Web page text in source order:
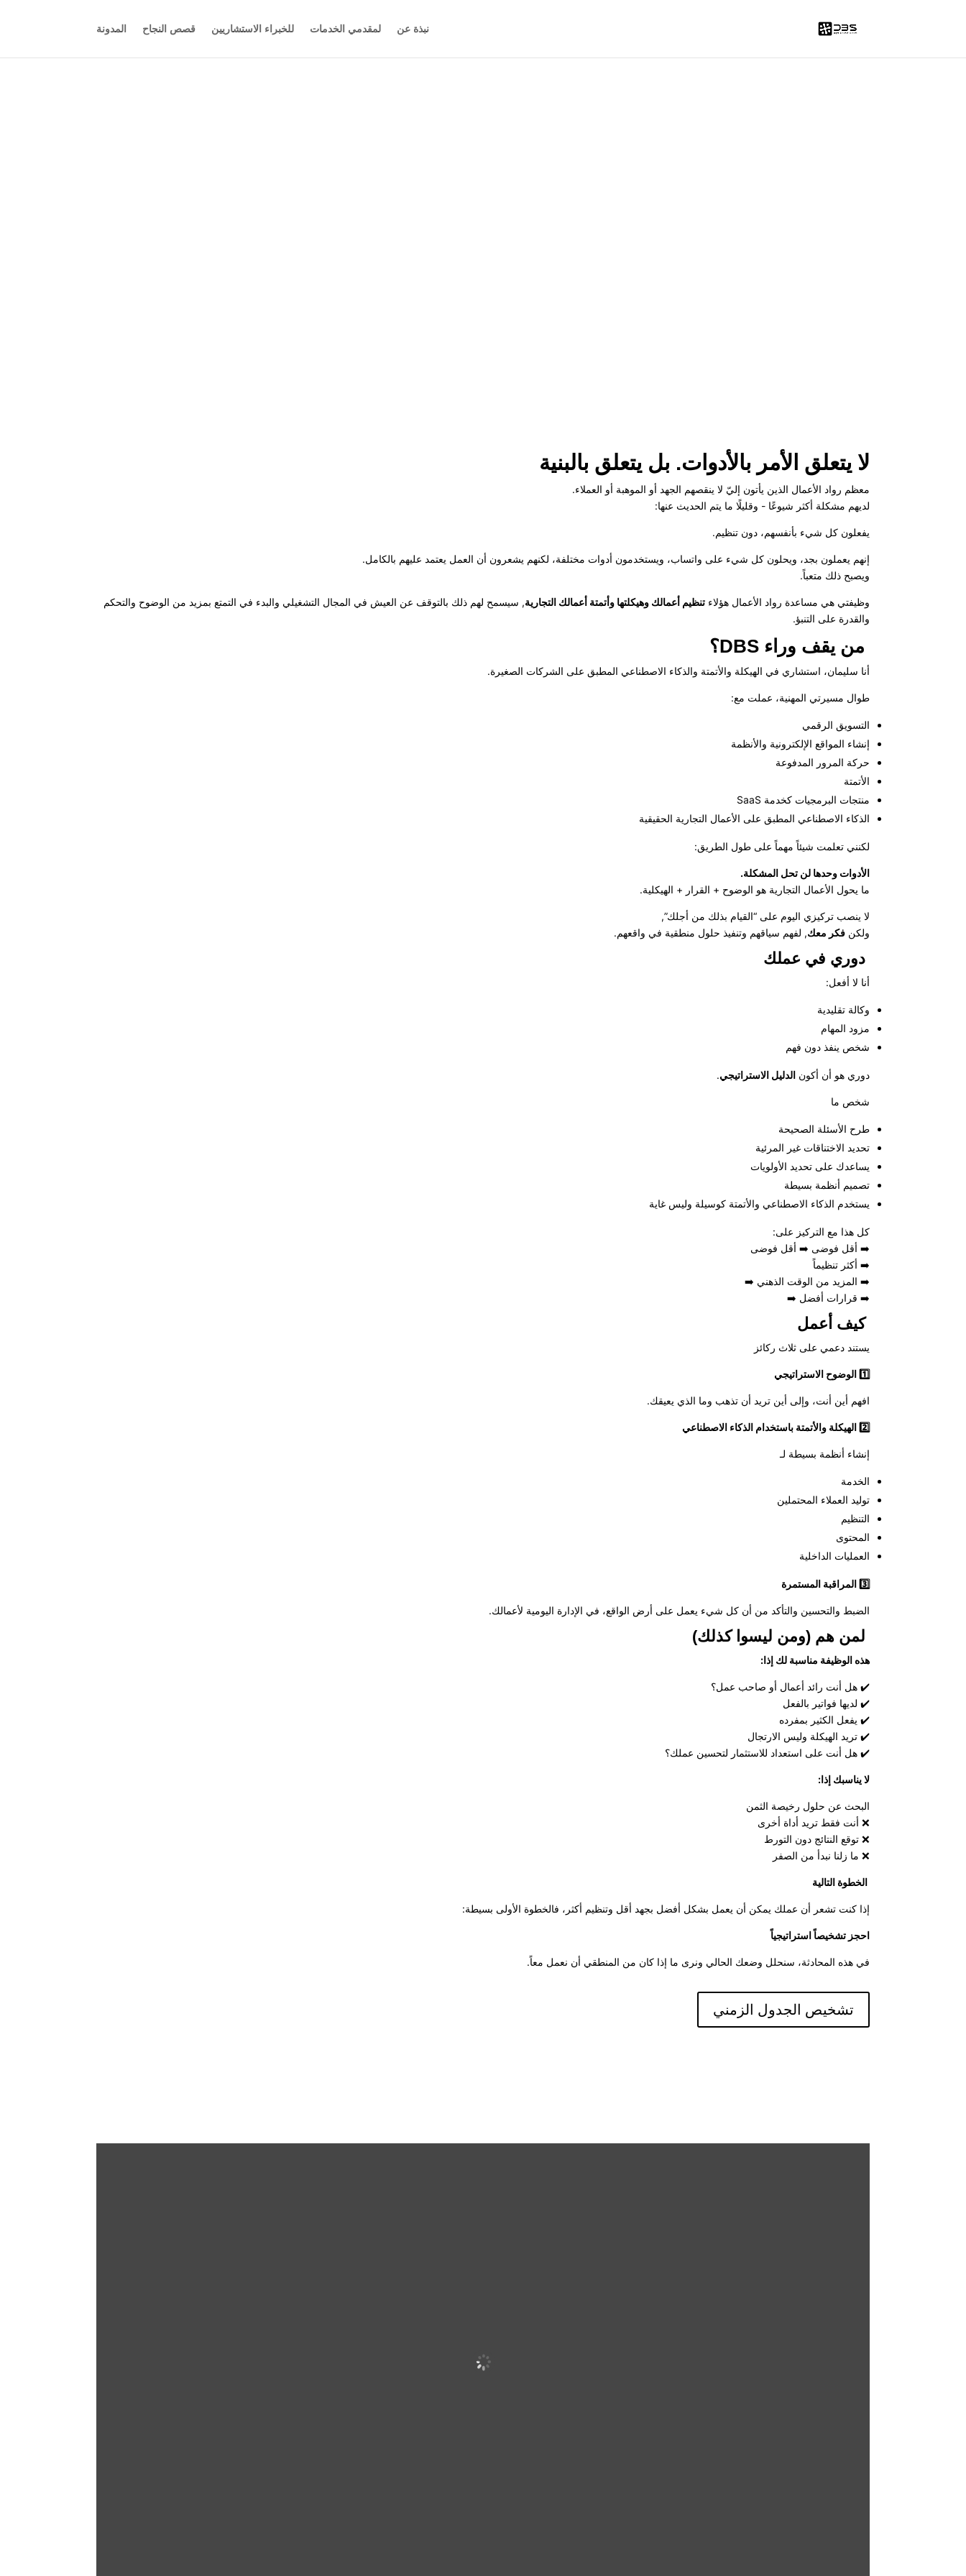
نبذة عن لمقدمي الخدمات للخبراء الاستشاريين قصص النجاح المدونة
لا يتعلق الأمر بالأدوات. بل يتعلق بالبنية
معظم رواد الأعمال الذين يأتون إليّ لا ينقصهم الجهد أو الموهبة أو العملاء.
لديهم مشكلة أكثر شيوعًا - وقليلًا ما يتم الحديث عنها:
يفعلون كل شيء بأنفسهم، دون تنظيم.
إنهم يعملون بجد، ويحلون كل شيء على واتساب، ويستخدمون أدوات مختلفة، لكنهم يشعرون أن العمل يعتمد عليهم بالكامل.
ويصبح ذلك متعباً.
وظيفتي هي مساعدة رواد الأعمال هؤلاءتنظيم أعمالك وهيكلتها وأتمتة أعمالك التجارية, سيسمح لهم ذلك بالتوقف عن العيش في المجال التشغيلي والبدء في التمتع بمزيد من الوضوح والتحكم
والقدرة على التنبؤ.
من يقف وراء DBS؟
أنا سليمان، استشاري في الهيكلة والأتمتة والذكاء الاصطناعي المطبق على الشركات الصغيرة.
طوال مسيرتي المهنية، عملت مع:
التسويق الرقمي
إنشاء المواقع الإلكترونية والأنظمة
حركة المرور المدفوعة
الأتمتة
منتجات البرمجيات كخدمة SaaS
الذكاء الاصطناعي المطبق على الأعمال التجارية الحقيقية
لكنني تعلمت شيئاً مهماً على طول الطريق:
الأدوات وحدها لن تحل المشكلة.
ما يحول الأعمال التجارية هو الوضوح + القرار + الهيكلية.
لا ينصب تركيزي اليوم على “القيام بذلك من أجلك”,
ولكنفكر معك, لفهم سياقهم وتنفيذ حلول منطقية في واقعهم.
دوري في عملك
أنا لا أفعل:
وكالة تقليدية
مزود المهام
شخص ينفذ دون فهم
دوري هو أن أكونالدليل الاستراتيجي.
شخص ما
طرح الأسئلة الصحيحة
تحديد الاختناقات غير المرئية
يساعدك على تحديد الأولويات
تصميم أنظمة بسيطة
يستخدم الذكاء الاصطناعي والأتمتة كوسيلة وليس غاية
كل هذا مع التركيز على:
➡️ أقل فوضى ➡️ أقل فوضى
➡️ أكثر تنظيماً
➡️ المزيد من الوقت الذهني ➡️
➡️ قرارات أفضل ➡️
كيف أعمل
يستند دعمي على ثلاث ركائز
1الوضوح الاستراتيجي
افهم أين أنت، وإلى أين تريد أن تذهب وما الذي يعيقك.
2الهيكلة والأتمتة باستخدام الذكاء الاصطناعي
إنشاء أنظمة بسيطة لـ
الخدمة
توليد العملاء المحتملين
التنظيم
المحتوى
العمليات الداخلية
3️المراقبة المستمرة
الضبط والتحسين والتأكد من أن كل شيء يعمل على أرض الواقع، في الإدارة اليومية لأعمالك.
لمن هم (ومن ليسوا كذلك)
هذه الوظيفة مناسبة لك إذا:
✔️ هل أنت رائد أعمال أو صاحب عمل؟
✔️ لديها فواتير بالفعل
✔️ يفعل الكثير بمفرده
✔️ تريد الهيكلة وليس الارتجال
✔️ هل أنت على استعداد للاستثمار لتحسين عملك؟
لا يناسبك إذا:
البحث عن حلول رخيصة الثمن
❌ أنت فقط تريد أداة أخرى
❌ توقع النتائج دون التورط
❌ ما زلنا نبدأ من الصفر
الخطوة التالية
إذا كنت تشعر أن عملك يمكن أن يعمل بشكل أفضل بجهد أقل وتنظيم أكثر، فالخطوة الأولى بسيطة:
احجز تشخيصاً استراتيجياً
في هذه المحادثة، سنحلل وضعك الحالي ونرى ما إذا كان من المنطقي أن نعمل معاً.
تشخيص الجدول الزمني